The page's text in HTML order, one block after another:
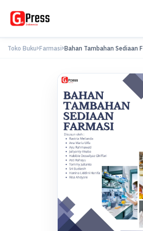
Toko Buku Farmasi Bahan Tambahan Sediaan